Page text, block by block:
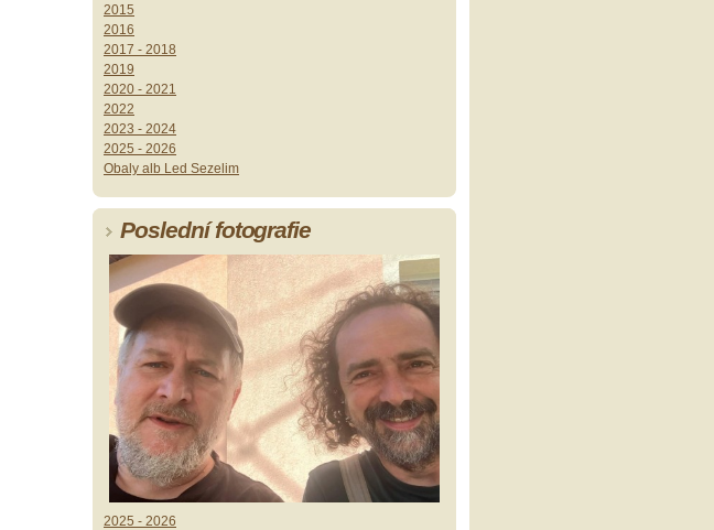
2015
2016
2017 - 2018
2019
2020 - 2021
2022
2023 - 2024
2025 - 2026
Obaly alb Led Sezelim
Poslední fotografie
2025 - 2026